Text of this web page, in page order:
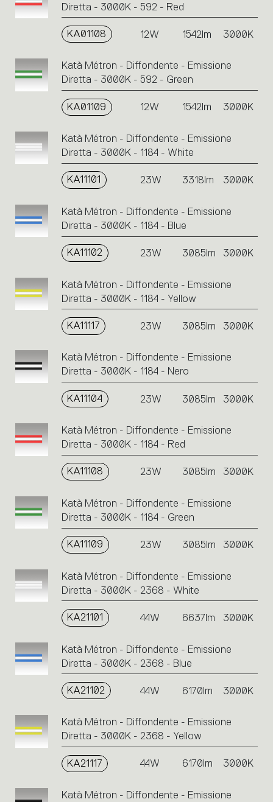
Diretta - 3000K - 592 - Red
KA01108 12W 1542lm 3000K
Katà Métron - Diffondente - Emissione
Diretta - 3000K - 592 - Green
KA01109 12W 1542lm 3000K
Katà Métron - Diffondente - Emissione
Diretta - 3000K - 1184 - White
KA11101 23W 3318lm 3000K
Katà Métron - Diffondente - Emissione
Diretta - 3000K - 1184 - Blue
KA11102 23W 3085lm 3000K
Katà Métron - Diffondente - Emissione
Diretta - 3000K - 1184 - Yellow
KA11117 23W 3085lm 3000K
Katà Métron - Diffondente - Emissione
Diretta - 3000K - 1184 - Nero
KA11104 23W 3085lm 3000K
Katà Métron - Diffondente - Emissione
Diretta - 3000K - 1184 - Red
KA11108 23W 3085lm 3000K
Katà Métron - Diffondente - Emissione
Diretta - 3000K - 1184 - Green
KA11109 23W 3085lm 3000K
Katà Métron - Diffondente - Emissione
Diretta - 3000K - 2368 - White
KA21101 44W 6637lm 3000K
Katà Métron - Diffondente - Emissione
Diretta - 3000K - 2368 - Blue
KA21102 44W 6170lm 3000K
Katà Métron - Diffondente - Emissione
Diretta - 3000K - 2368 - Yellow
KA21117 44W 6170lm 3000K
Katà Métron - Diffondente - Emissione